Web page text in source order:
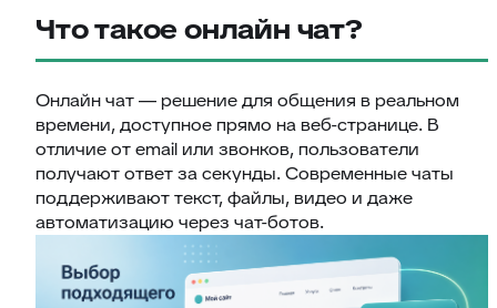
Что такое онлайн чат?
Онлайн чат — решение для общения в реальном
времени, доступное прямо на веб-странице. В
отличие от email или звонков, пользователи
получают ответ за секунды. Современные чаты
поддерживают текст, файлы, видео и даже
автоматизацию через чат-ботов.